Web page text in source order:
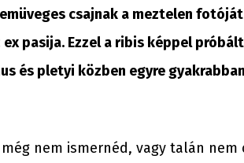
csajnak a meztelen
pasija. Ezzel a ribis képpel
és pletyi közben egyre
nem ismernéd, vagy talán